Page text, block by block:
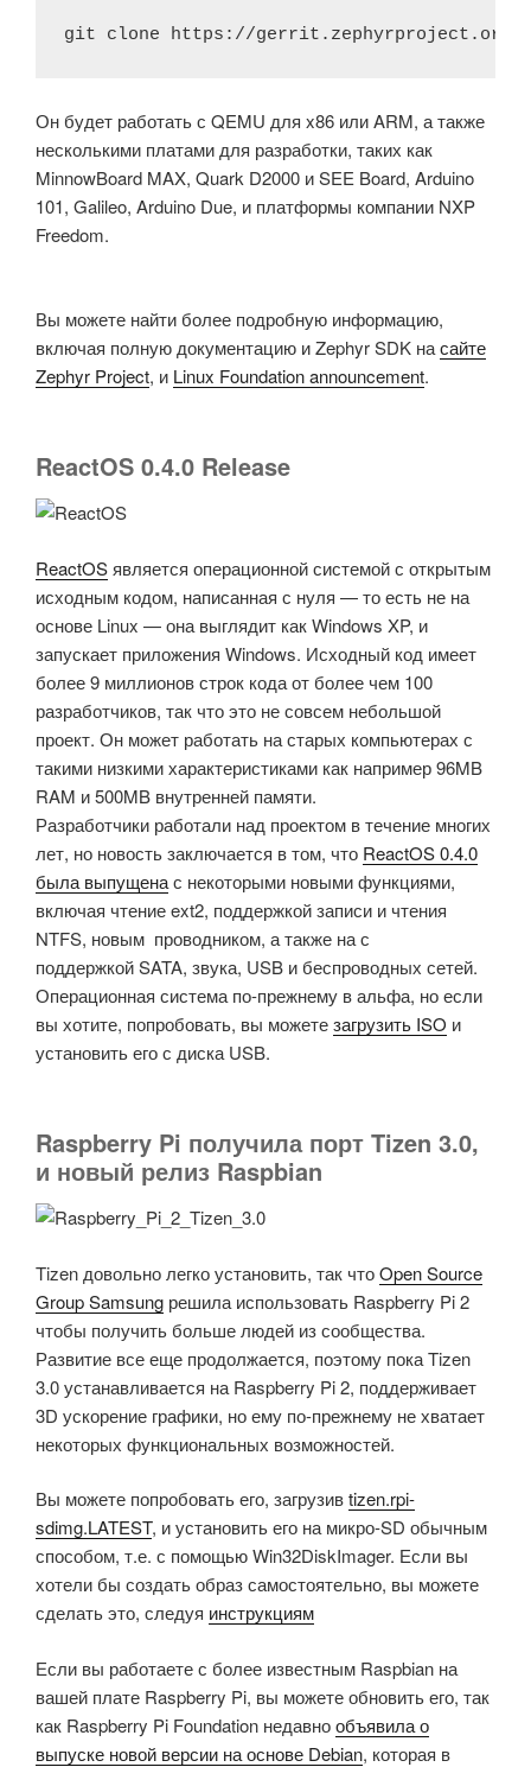
git clone https://gerrit.zephyrproject.org/
Он будет работать с QEMU для x86 или ARM, а также
несколькими платами для разработки, таких как
MinnowBoard MAX, Quark D2000 и SEE Board, Arduino
101, Galileo, Arduino Due, и платформы компании NXP
Freedom.
Вы можете найти более подробную информацию,
включая полную документацию и Zephyr SDK насайте
Zephyr Project, и Linux Foundation announcement.
ReactOS 0.4.0 Release
ReactOSявляется операционной системой с открытым
исходным кодом, написанная с нуля — то есть не на
основе Linux — она выглядит как Windows XP, и
запускает приложения Windows. Исходный код имеет
более 9 миллионов строк кода от более чем 100
разработчиков, так что это не совсем небольшой
проект. Он может работать на старых компьютерах с
такими низкими характеристиками как например 96MB
RAM и 500MB внутренней памяти.
Разработчики работали над проектом в течение многих
лет, но новость заключается в том, что ReactOS 0.4.0
была выпущенас некоторыми новыми функциями,
включая чтение ext2, поддержкой записи и чтения
NTFS, новым проводником, а также на с
поддержкой SATA, звука, USB и беспроводных сетей.
Операционная система по-прежнему в альфа, но если
вы хотите, попробовать, вы можетезагрузить ISO и
установить его с диска USB.
Raspberry Pi получила порт Tizen 3.0,
и новый релиз Raspbian
Tizen довольно легко установить, так чтоOpen Source
Group Samsung решила использовать Raspberry Pi 2
чтобы получить больше людей из сообщества.
Развитие все еще продолжается, поэтому пока Tizen
3.0 устанавливается на Raspberry Pi 2, поддерживает
3D ускорение графики, но ему по-прежнему не хватает
некоторых функциональных возможностей.
Вы можете попробовать его, загрузивtizen.rpi-
sdimg.LATEST, и установить его на микро-SD обычным
способом, т.е. с помощью Win32DiskImager. Если вы
хотели бы создать образ самостоятельно, вы можете
сделать это, следуя инструкциям
Если вы работаете с более известным Raspbian на
вашей плате Raspberry Pi, вы можете обновить его, так
как Raspberry Pi Foundation недавнообъявила о
выпуске новой версии на основе Debian, которая в